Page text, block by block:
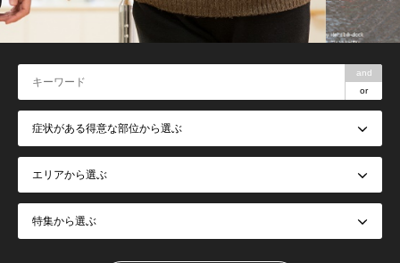
and
or